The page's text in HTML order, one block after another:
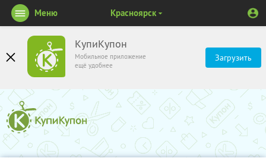
КупиКупон
Мобильное приложение
ещё удобнее
Загрузить
Меню Красноярск